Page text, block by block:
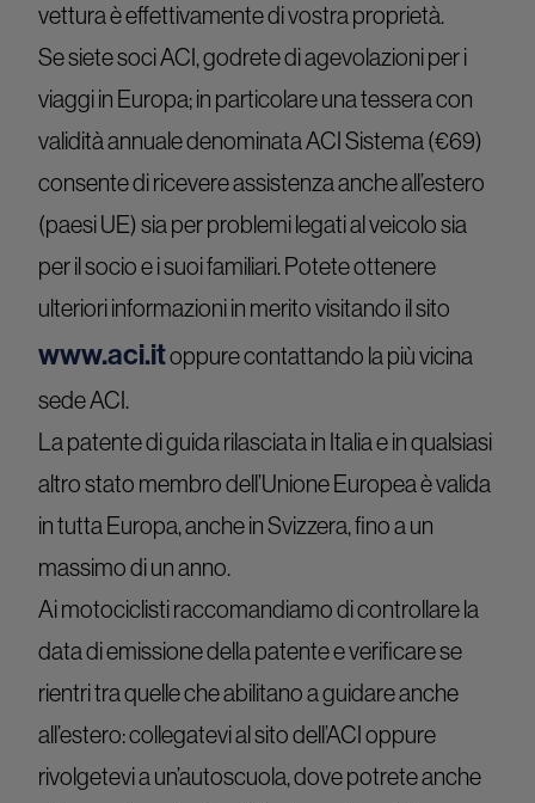
vettura è effettivamente di vostra proprietà.
Se siete soci ACI, godrete di agevolazioni per i
viaggi in Europa; in particolare una tessera con
validità annuale denominata ACI Sistema (€69)
consente di ricevere assistenza anche all’estero
(paesi UE) sia per problemi legati al veicolo sia
per il socio e i suoi familiari. Potete ottenere
ulteriori informazioni in merito visitando il sito
www.aci.itoppure contattando la più vicina
sede ACI.
La patente di guida rilasciata in Italia e in qualsiasi
altro stato membro dell’Unione Europea è valida
in tutta Europa, anche in Svizzera, fino a un
massimo di un anno.
Ai motociclisti raccomandiamo di controllare la
data di emissione della patente e verificare se
rientri tra quelle che abilitano a guidare anche
all’estero: collegatevi al sito dell’ACI oppure
rivolgetevi a un’autoscuola, dove potrete anche